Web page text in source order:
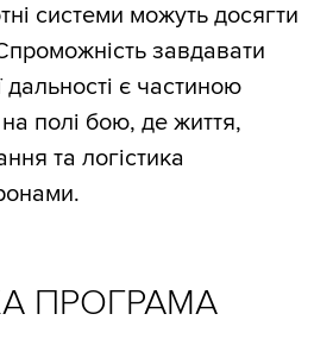
системи можуть досягти
завдавати
дальності є частиною
полі бою, де життя,
та логістика
ПРОГРАМА